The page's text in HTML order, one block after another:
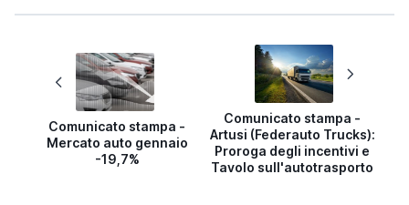
Comunicato stampa -
Mercato auto gennaio
-19,7%
Comunicato stampa -
Artusi (Federauto Trucks):
Proroga degli incentivi e
Tavolo sull'autotrasporto